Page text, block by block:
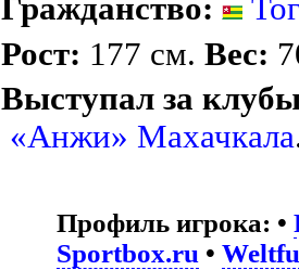
Гражданство:
Рост: 177 см.Вес:
Выступал за
«Анжи» Махачкала
Профиль игрока: •
Sportbox.ru •